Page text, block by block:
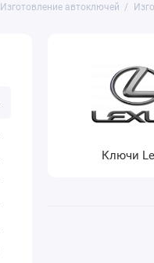
Изготовление автоключей
Ключи